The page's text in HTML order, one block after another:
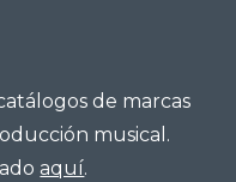
de marcas
musical.
aquí.